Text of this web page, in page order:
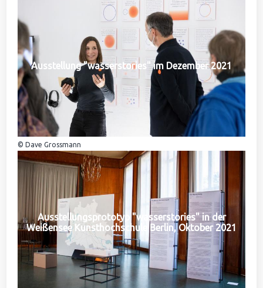
Ausstellung "wasserstories" im Dezember 2021
© Dave Grossmann
Ausstellungsprototyp "wasserstories" in der
Weißensee Kunsthochschule Berlin, Oktober 2021